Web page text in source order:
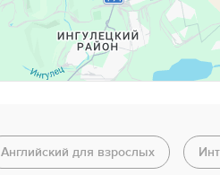
Английский для взрослых